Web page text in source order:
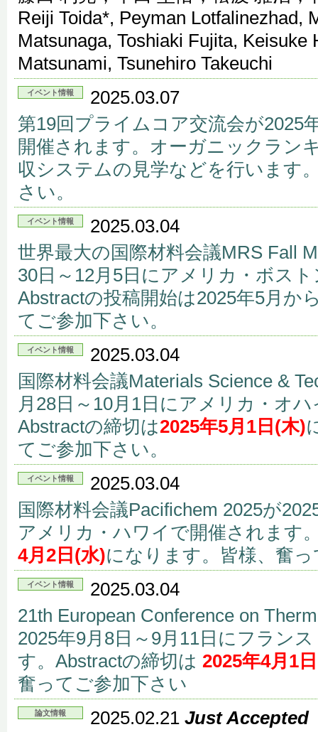
Reiji Toida*, Peyman Lotfalinezhad,
Matsunaga, Toshiaki Fujita, Keisuke
Matsunami, Tsunehiro Takeuchi
イベント情報
2025.03.07
第19回プライムコア交流会が2025
開催されます。オーガニックラン
収システムの見学などを行います
さい。
イベント情報
2025.03.04
世界最大の国際材料会議MRS Fall
30日～12月5日にアメリカ・ボス
Abstractの投稿開始は2025年5月か
てご参加下さい。
イベント情報
2025.03.04
国際材料会議Materials Science &
月28日～10月1日にアメリカ・オ
Abstractの締切は2025年5月1日(木)
てご参加下さい。
イベント情報
2025.03.04
国際材料会議Pacifichem 2025が
アメリカ・ハワイで開催されます
4月2日(水)になります。皆様、奮
イベント情報
2025.03.04
21th European Conference on
2025年9月8日～9月11日にフラン
す。Abstractの締切は 2025年4月1
奮ってご参加下さい
論文情報 2025.02.21 Just Accepted